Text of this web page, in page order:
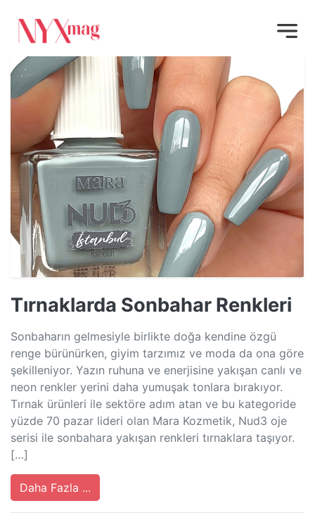
Tırnaklarda Sonbahar Renkleri
Sonbaharın gelmesiyle birlikte doğa kendine özgü
renge bürünürken, giyim tarzımız ve moda da ona göre
şekilleniyor. Yazın ruhuna ve enerjisine yakışan canlı ve
neon renkler yerini daha yumuşak tonlara bırakıyor.
Tırnak ürünleri ile sektöre adım atan ve bu kategoride
yüzde 70 pazar lideri olan Mara Kozmetik, Nud3 oje
serisi ile sonbahara yakışan renkleri tırnaklara taşıyor.
[…]
Daha Fazla ...